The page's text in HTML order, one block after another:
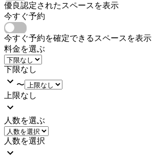
優良認定されたスペースを表示
今すぐ予約
今すぐ予約を確定できるスペースを表示
料金を選ぶ
下限なし
〜
上限なし
人数を選ぶ
人数を選択